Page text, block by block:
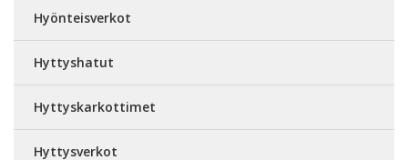
Hyönteisverkot
Hyttyshatut
Hyttyskarkottimet
Hyttysverkot